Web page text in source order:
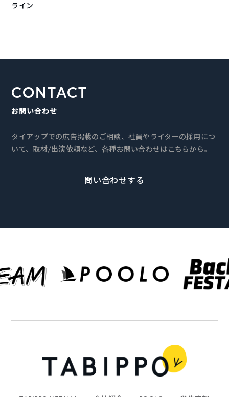
ライン
CONTACT
お問い合わせ
タイアップでの広告掲載のご相談、社員やライターの採用につ
いて、取材/出演依頼など、各種お問い合わせはこちらから。
問い合わせする